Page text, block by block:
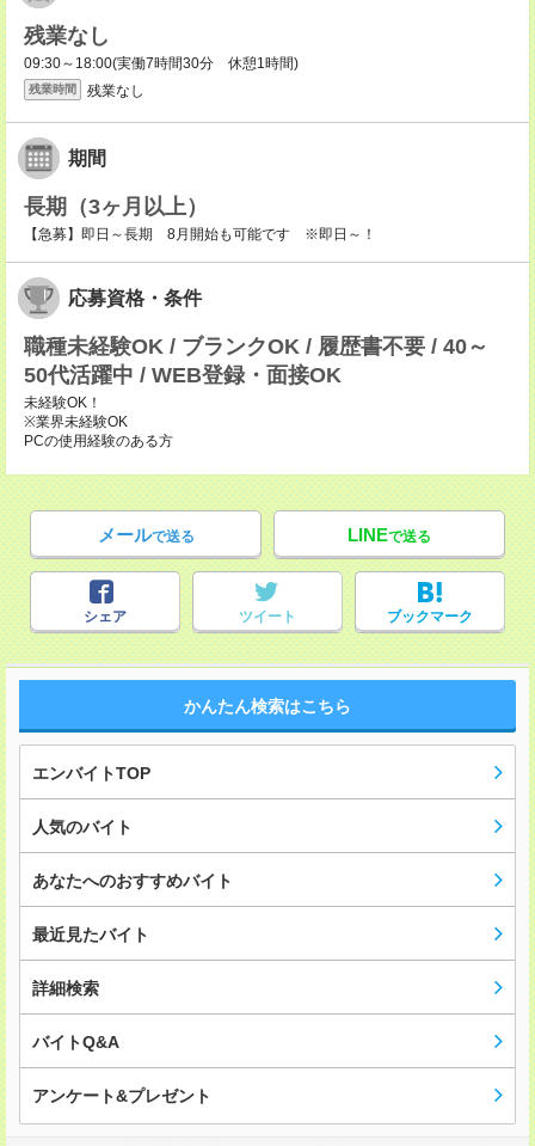
残業なし
09:30～18:00(実働7時間30分 休憩1時間)
残業時間 残業なし
期間
長期（3ヶ月以上）
【急募】即日～長期 8月開始も可能です ※即日～！
応募資格・条件
職種未経験OK / ブランクOK / 履歴書不要 / 40～
50代活躍中 / WEB登録・面接OK
未経験OK！
※業界未経験OK
PCの使用経験のある方
メールで送る LINEで送る
シェア ツイート ブックマーク
かんたん検索はこちら
エンバイトTOP
人気のバイト
あなたへのおすすめバイト
最近見たバイト
詳細検索
バイトQ&A
アンケート&プレゼント